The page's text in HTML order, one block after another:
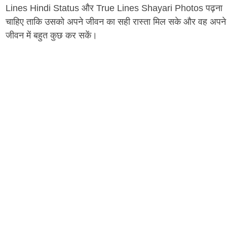
Lines Hindi Status और True Lines Shayari Photos पढ़ना
चाहिए ताकि उसको अपने जीवन का सही रास्ता मिल सके और वह अपने
जीवन में बहुत कुछ कर सकें।